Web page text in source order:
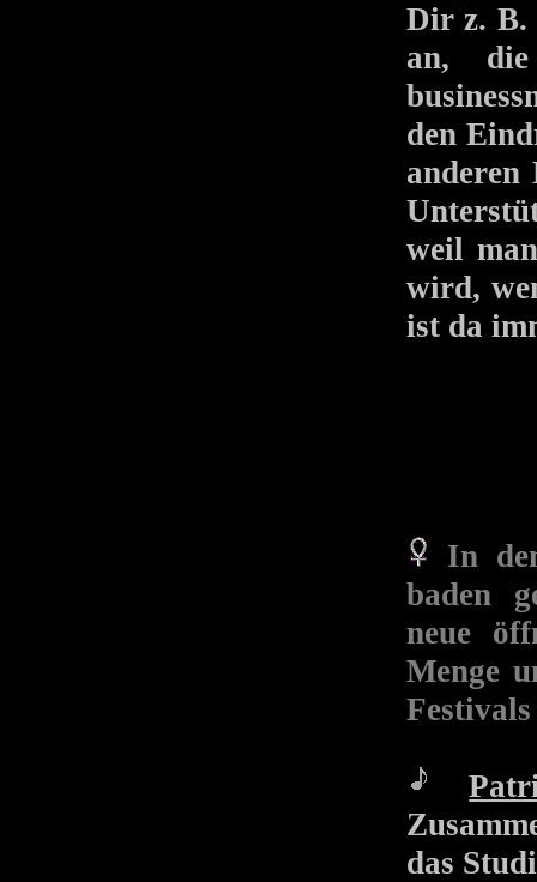
Dir z.
an,
den
weil
wird,
ist da
In
baden
neue
Menge
das